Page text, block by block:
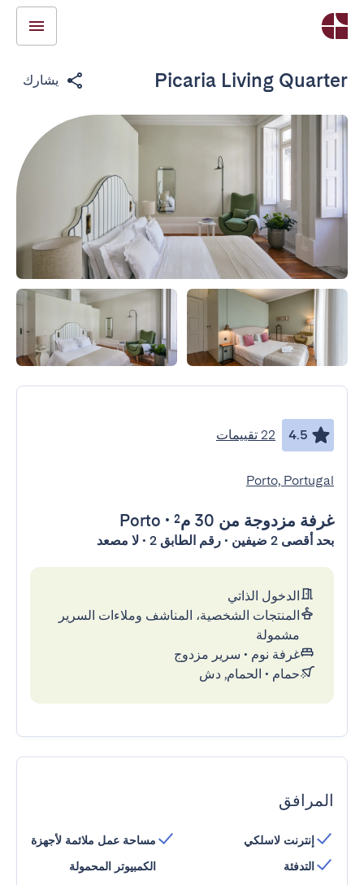
Picaria Living Quarter يشارك
4.5 22 تقييمات
Porto, Portugal
غرفة مزدوجة من 30 م² •
Porto
بحد أقصى 2 ضيفين • رقم الطابق 2 • لا مصعد
الدخول الذاتي
المنتجات الشخصية، المناشف وملاءات السرير
مشمولة
غرفة نوم • سرير مزدوج
حمام • الحمام, دش
المرافق
إنترنت لاسلكي
التدفئة
مساحة عمل ملائمة لأجهزة
الكمبيوتر المحمولة